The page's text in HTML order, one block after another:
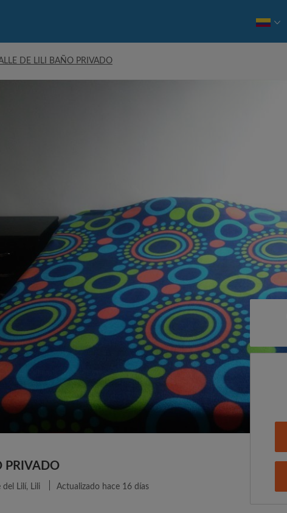
DE LILI BAÑO PRIVADO
PRIVADO
del Lilí, Lili Actualizado hace 16 días